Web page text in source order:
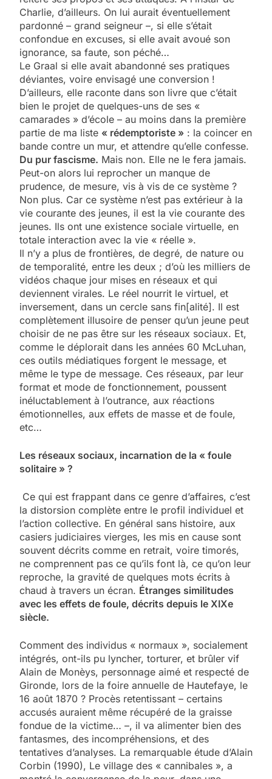
Charlie, d’ailleurs. On lui aurait éventuellement
pardonné – grand seigneur –, si elle s’était
confondue en excuses, si elle avait avoué son
ignorance, sa faute, son péché…
Le Graal si elle avait abandonné ses pratiques
déviantes, voire envisagé une conversion !
D’ailleurs, elle raconte dans son livre que c’était
bien le projet de quelques-uns de ses «
camarades » d’école – au moins dans la première
partie de ma liste « rédemptoriste » : la coincer en
bande contre un mur, et attendre qu’elle confesse.
Du pur fascisme. Mais non. Elle ne le fera jamais.
Peut-on alors lui reprocher un manque de
prudence, de mesure, vis à vis de ce système ?
Non plus. Car ce système n’est pas extérieur à la
vie courante des jeunes, il est la vie courante des
jeunes. Ils ont une existence sociale virtuelle, en
totale interaction avec la vie « réelle ».
Il n’y a plus de frontières, de degré, de nature ou
de temporalité, entre les deux ; d’où les milliers de
vidéos chaque jour mises en réseaux et qui
deviennent virales. Le réel nourrit le virtuel, et
inversement, dans un cercle sans fin[alité]. Il est
complètement illusoire de penser qu’un jeune peut
choisir de ne pas être sur les réseaux sociaux. Et,
comme le déplorait dans les années 60 McLuhan,
ces outils médiatiques forgent le message, et
même le type de message. Ces réseaux, par leur
format et mode de fonctionnement, poussent
inéluctablement à l’outrance, aux réactions
émotionnelles, aux effets de masse et de foule,
etc…
Les réseaux sociaux, incarnation de la « foule
solitaire » ?
Ce qui est frappant dans ce genre d’affaires, c’est
la distorsion complète entre le profil individuel et
l’action collective. En général sans histoire, aux
casiers judiciaires vierges, les mis en cause sont
souvent décrits comme en retrait, voire timorés,
ne comprennent pas ce qu’ils font là, ce qu’on leur
reproche, la gravité de quelques mots écrits à
chaud à travers un écran. Étranges similitudes
avec les effets de foule, décrits depuis le XIXe
siècle.
Comment des individus « normaux », socialement
intégrés, ont-ils pu lyncher, torturer, et brûler vif
Alain de Monèys, personnage aimé et respecté de
Gironde, lors de la foire annuelle de Hautefaye, le
16 août 1870 ? Procès retentissant – certains
accusés auraient même récupéré de la graisse
fondue de la victime… –, il va alimenter bien des
fantasmes, des incompréhensions, et des
tentatives d’analyses. La remarquable étude d’Alain
Corbin (1990), Le village des « cannibales », a